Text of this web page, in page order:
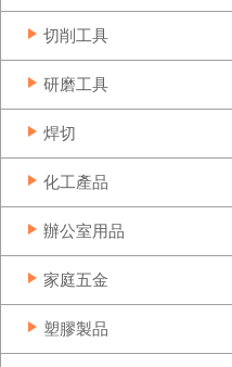
切削工具
研磨工具
焊切
化工產品
辦公室用品
家庭五金
塑膠製品